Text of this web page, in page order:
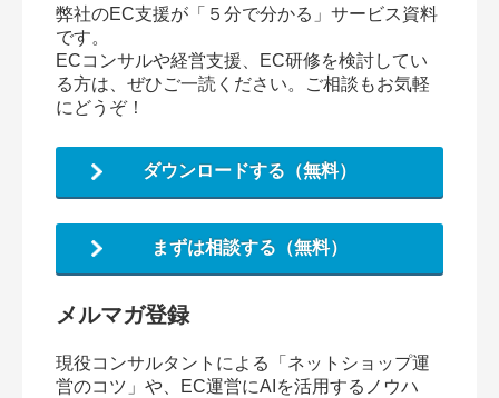
弊社のEC支援が「５分で分かる」サービス資料
です。
ECコンサルや経営支援、EC研修を検討してい
る方は、ぜひご一読ください。ご相談もお気軽
にどうぞ！
ダウンロードする（無料）
まずは相談する（無料）
メルマガ登録
現役コンサルタントによる「ネットショップ運
営のコツ」や、EC運営にAIを活用するノウハ